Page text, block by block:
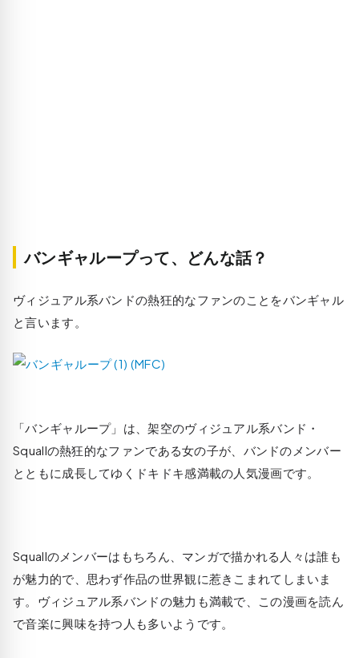
バンギャループって、どんな話？
ヴィジュアル系バンドの熱狂的なファンのことをバンギャル
と言います。
「バンギャループ」は、架空のヴィジュアル系バンド・
Squallの熱狂的なファンである女の子が、バンドのメンバー
とともに成長してゆくドキドキ感満載の人気漫画です。
Squallのメンバーはもちろん、マンガで描かれる人々は誰も
が魅力的で、思わず作品の世界観に惹きこまれてしまいま
す。ヴィジュアル系バンドの魅力も満載で、この漫画を読ん
で音楽に興味を持つ人も多いようです。